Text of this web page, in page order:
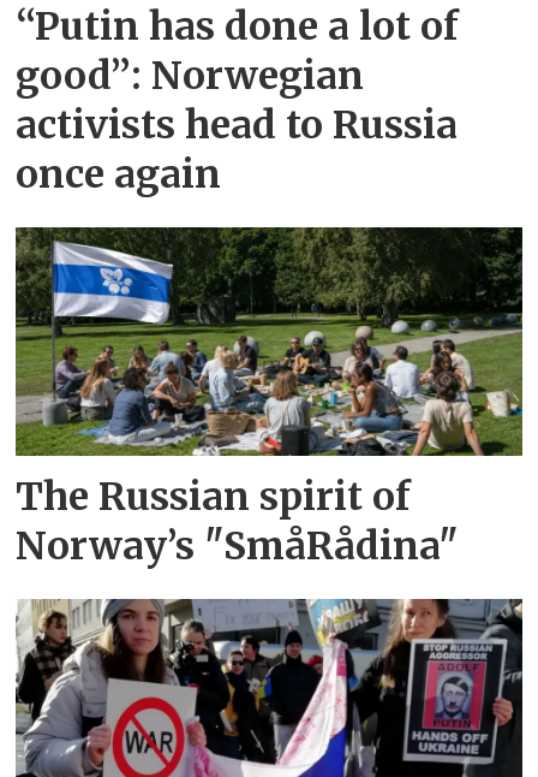
“Putin has done a lot of
good”: Norwegian
activists head to Russia
once again
The Russian spirit of
Norway’s "SmåRådina"